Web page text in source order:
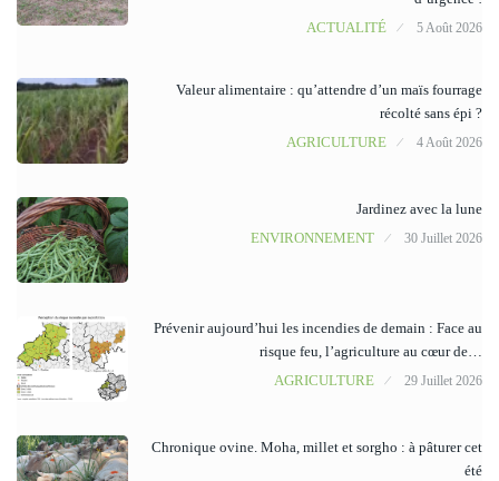
ACTUALITÉ
5 Août 2026
Valeur alimentaire : qu’attendre d’un maïs fourrage
récolté sans épi ?
AGRICULTURE
4 Août 2026
Jardinez avec la lune
ENVIRONNEMENT
30 Juillet 2026
Prévenir aujourd’hui les incendies de demain : Face au
risque feu, l’agriculture au cœur de…
AGRICULTURE
29 Juillet 2026
Chronique ovine. Moha, millet et sorgho : à pâturer cet
été